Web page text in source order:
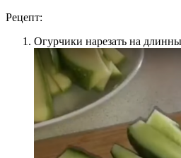
Рецепт:
Огурчики нарезать на